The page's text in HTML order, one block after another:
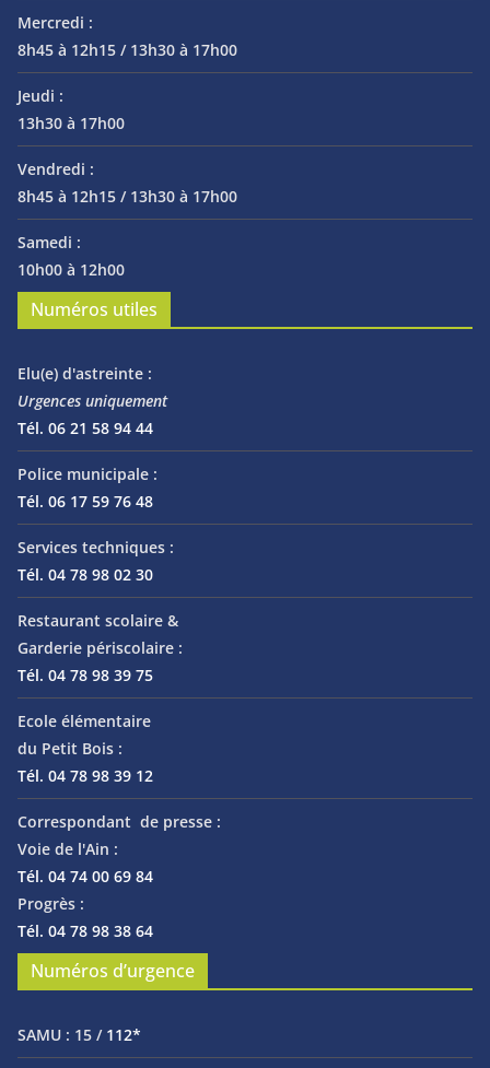
Mercredi :
8h45 à 12h15 / 13h30 à 17h00
Jeudi :
13h30 à 17h00
Vendredi :
8h45 à 12h15 / 13h30 à 17h00
Samedi :
10h00 à 12h00
Numéros utiles
Elu(e) d'astreinte :
Urgences uniquement
Tél. 06 21 58 94 44
Police municipale :
Tél. 06 17 59 76 48
Services techniques :
Tél. 04 78 98 02 30
Restaurant scolaire &
Garderie périscolaire :
Tél. 04 78 98 39 75
Ecole élémentaire
du Petit Bois :
Tél. 04 78 98 39 12
Correspondant de presse :
Voie de l'Ain :
Tél. 04 74 00 69 84
Progrès :
Tél. 04 78 98 38 64
Numéros d’urgence
SAMU : 15 / 112*